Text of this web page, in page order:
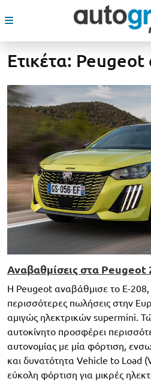
Ετικέτα: Peugeot
Αναβαθμίσεις στα Peugeot
Η Peugeot αναβάθμισε το E-208,
περισσότερες πωλήσεις στην
αμιγώς ηλεκτρικών supermini.
αυτοκίνητο προσφέρει
αυτονομίας με μία φόρτιση,
και δυνατότητα Vehicle to Load
εύκολη φόρτιση για μικρές